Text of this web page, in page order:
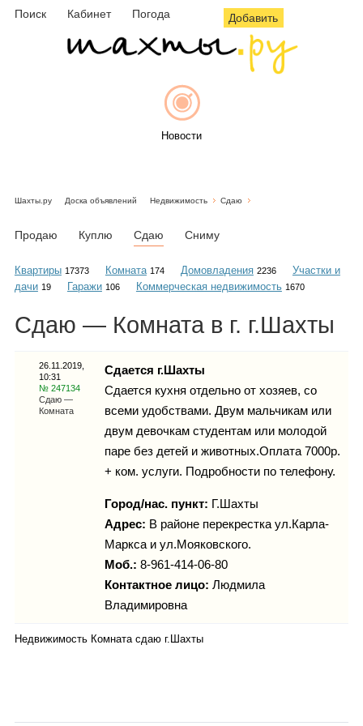
Поиск Кабинет Погода Добавить
Новости
Объявления
Каталог
Инфо
Гороскоп
Карты
Шахты.ру Доска объявлений Недвижимость Сдаю
Продаю Куплю Сдаю Сниму
Квартиры 17373 Комната 174 Домовладения 2236
Участки и
дачи 19 Гаражи 106 Коммерческая недвижимость 1670
Сдаю — Комната в г. г.Шахты
26.11.2019,
10:31
№ 247134
Сдаю —
Комната
Сдается г.Шахты
Сдается кухня отдельно от хозяев, со
всеми удобствами. Двум мальчикам или
двум девочкам студентам или молодой
паре без детей и животных.Оплата 7000р.
+ ком. услуги. Подробности по телефону.
Город/нас. пункт: Г.Шахты
Адрес: В районе перекрестка ул.Карла-
Маркса и ул.Мояковского.
Моб.: 8-961-414-06-80
Контактное лицо: Людмила
Владимировна
Недвижимость Комната сдаю г.Шахты